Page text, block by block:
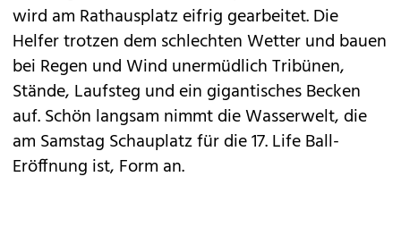
wird am Rathausplatz eifrig gearbeitet. Die
Helfer trotzen dem schlechten Wetter und bauen
bei Regen und Wind unermüdlich Tribünen,
Stände, Laufsteg und ein gigantisches Becken
auf. Schön langsam nimmt die Wasserwelt, die
am Samstag Schauplatz für die 17. Life Ball-
Eröffnung ist, Form an.